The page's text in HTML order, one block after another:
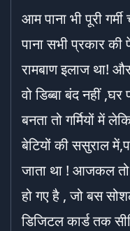
आम पाना भी पूरी
पाना सभी प्रकार
रामबाण इलाज था!
वो डिब्बा बंद नहीं
बनता तो गर्मियों में
बेटियों की ससुराल
जाता था ! आजकल तो
हो गए है , जो बस
डिजिटल कार्ड तक